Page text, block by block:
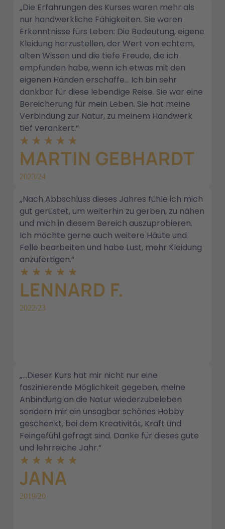
„Die Erfahrungen des Kurses waren mehr als
nur handwerkliche Fähigkeiten. Sie waren
Erkenntnisse fürs Leben: Die Bedeutung, eigene
Kleidung herzustellen, der Wert von echtem,
alten Wissen und die tiefe Freude, die ich
empfunden habe, wenn ich etwas mit den
eigenen Händen erschaffe… Ich bin sehr
dankbar für diese lebendige Reise. Sie war eine
Bereicherung für mein Leben. Sie hat meine
Verbindung zur Natur, zu meinem Handwerk
tief verankert.“
★ ★ ★ ★ ★
MARTIN GEBHARDT
2023/24
„Nach Abbschluss dieses Jahres fühle ich mich
gut gerüstet, um weiterhin zu gerben, zu nähen
und mich in diesem Bereich auszuprobieren.
Ich möchte gerne auch weitere Häute und
Felle bearbeiten und habe Lust, mehr Kleidung
anzufertigen.“
★ ★ ★ ★ ★
LENNARD F.
2022/23
„…Dieser Kurs hat mir nicht nur eine
faszinierende Möglichkeit gegeben, meine
Anbindung an die Natur wiederzubeleben
sondern mir ein unsagbar schönes Hobby
geschenkt, bei dem Kreativität, Kraft und
Feingefühl gefragt sind. Danke für dieses gute
und lehrreiche Jahr.“
★ ★ ★ ★ ★
JANA
2019/20